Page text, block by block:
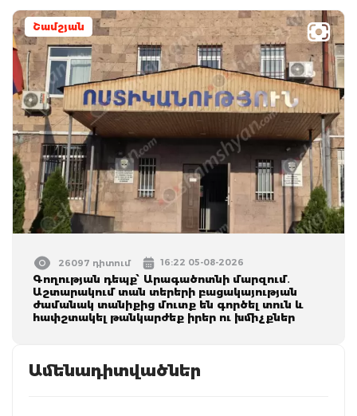
Շամշյան
26097 դիտում 16:22 05-08-2026
Գողության դեպք՝ Արագածոտնի մարզում․
Աշտարակում տան տերերի բացակայության
ժամանակ տանիքից մուտք են գործել տուն և
հափշտակել թանկարժեք իրեր ու խմիչքներ
Ամենադիտվածներ